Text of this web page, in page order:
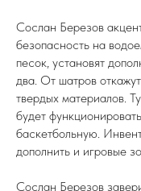
Сослан Березов
безопасность на
песок, установят
два. От шатров
твердых материалов.
будет
баскетбольную.
дополнить и игровые
Сослан Березов